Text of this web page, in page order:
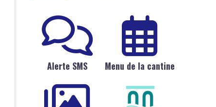
Alerte SMS Menu de la cantine